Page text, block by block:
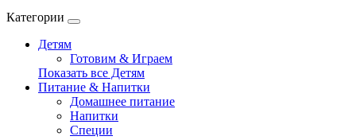
Категории
Детям
Готовим & Играем
Показать все Детям
Питание & Напитки
Домашнее питание
Напитки
Специи